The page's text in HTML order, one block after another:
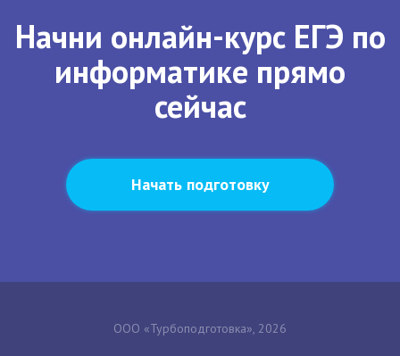
Начни онлайн-курс ЕГЭ по
информатике прямо
сейчас
Начать подготовку
ООО «Турбоподготовка», 2026